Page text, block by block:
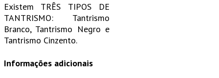
Existem TRÊS TIPOS DE
TANTRISMO: Tantrismo
Branco, Tantrismo Negro e
Tantrismo Cinzento.
Informações adicionais